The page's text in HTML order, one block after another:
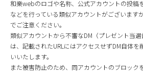
和樂webのロゴや名称、公式アカウントの投稿
などを行っている類似アカウントがございます
でご注意ください。
類似アカウントから不審なDM（プレゼント当
は、記載されたURLにはアクセスせずDM自体
いいたします。
また被害防止のため、同アカウントのブロック